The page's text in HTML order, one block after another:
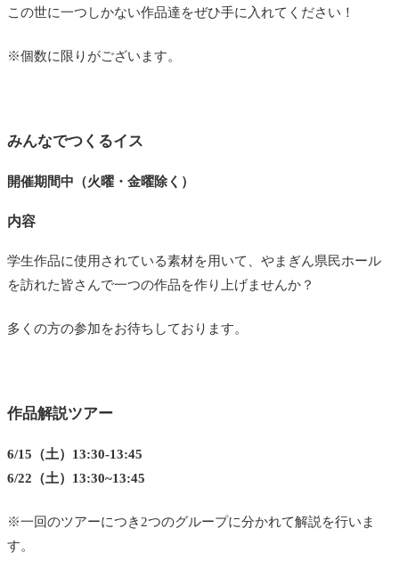
この世に一つしかない作品達をぜひ手に入れてください！
※個数に限りがございます。
みんなでつくるイス
開催期間中（火曜・金曜除く）
内容
学生作品に使用されている素材を用いて、やまぎん県民ホール
を訪れた皆さんで一つの作品を作り上げませんか？
多くの方の参加をお待ちしております。
作品解説ツアー
6/15（土）13:30-13:45
6/22（土）13:30~13:45
※一回のツアーにつき2つのグループに分かれて解説を行いま
す。